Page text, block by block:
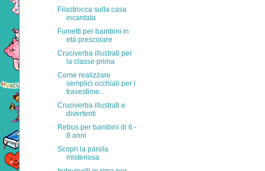
Filastrocca sulla casa
incantata
Fumetti per bambini in
età prescolare
Cruciverba illustrati per
la classe prima
Come realizzare
semplici occhiali per i
travestime...
Cruciverba illustrati e
divertenti
Rebus per bambini di 6 -
8 anni
Scopri la parola
misteriosa